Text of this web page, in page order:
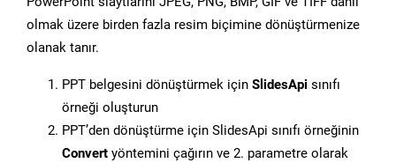
olmak üzere birden fazla resim biçimine dönüştürmenize
olanak tanır.
PPT belgesini dönüştürmek için SlidesApi sınıfı
örneği oluşturun
PPT’den dönüştürme için SlidesApi sınıfı örneğinin
Convert yöntemini çağırın ve 2. parametre olarak